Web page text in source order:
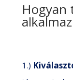
Hogyan
1.)